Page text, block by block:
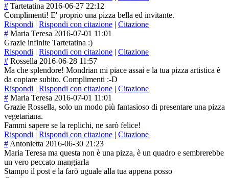
# Tartetatina 2016-06-27 22:12
Complimenti! E' proprio una pizza bella ed invitante.
Rispondi | Rispondi con citazione | Citazione
# Maria Teresa 2016-07-01 11:01
Grazie infinite Tartetatina :)
Rispondi | Rispondi con citazione | Citazione
# Rossella 2016-06-28 11:57
Ma che splendore! Mondrian mi piace assai e la tua pizza artistica è
da copiare subito. Complimenti :-D
Rispondi | Rispondi con citazione | Citazione
# Maria Teresa 2016-07-01 11:01
Grazie Rossella, solo un modo più fantasioso di presentare una pizza
vegetariana.
Fammi sapere se la replichi, ne sarò felice!
Rispondi | Rispondi con citazione | Citazione
# Antonietta 2016-06-30 21:23
Maria Teresa ma questa non è una pizza, è un quadro e sembrerebbe
un vero peccato mangiarla
Stampo il post e la farò uguale alla tua appena posso